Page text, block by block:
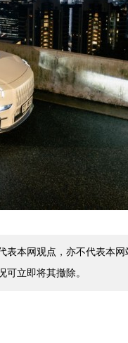
表本网观点，亦不代表本
立即将其撤除。